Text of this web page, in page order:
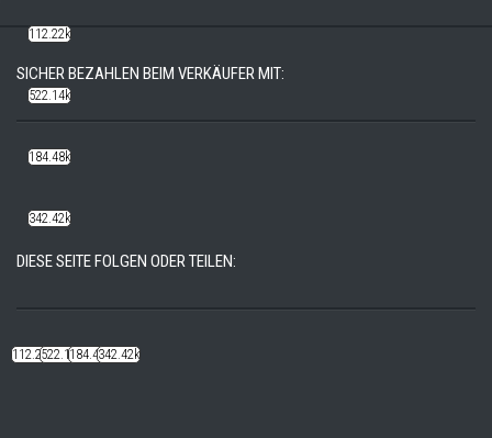
SICHER BEZAHLEN BEIM VERKÄUFER MIT:
DIESE SEITE FOLGEN ODER TEILEN:
112.22k522.14k184.48k342.42k
112.22k
522.14k
184.48k
342.42k